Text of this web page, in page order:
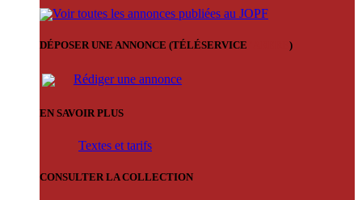
Voir toutes les annonces publiées au JOPF
DÉPOSER UNE ANNONCE (TÉLÉSERVICE )
Rédiger une annonce
EN SAVOIR PLUS
Textes et tarifs
CONSULTER LA COLLECTION